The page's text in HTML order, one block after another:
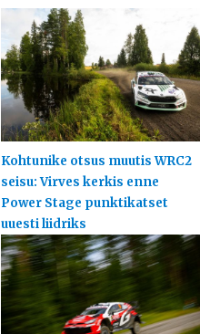
Kohtunike otsus muutis WRC2
seisu: Virves kerkis enne
Power Stage punktikatset
uuesti liidriks